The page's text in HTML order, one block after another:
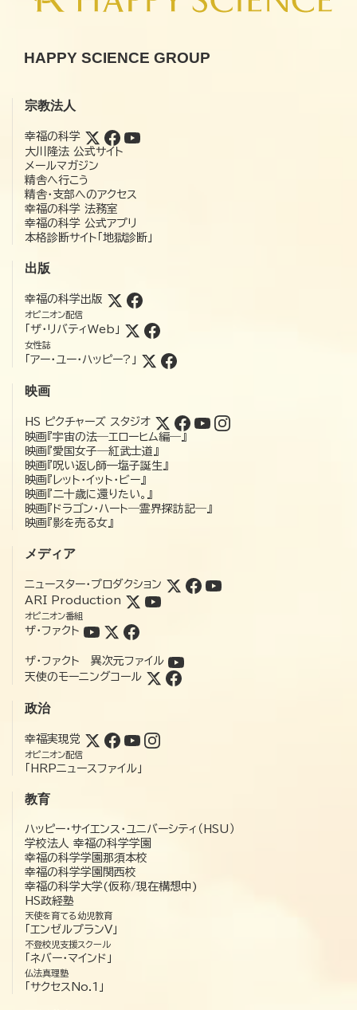
HAPPY SCIENCE GROUP
宗教法人
幸福の科学
大川隆法 公式サイト
メールマガジン
精舎へ行こう
精舎・支部へのアクセス
幸福の科学 法務室
幸福の科学 公式アプリ
本格診断サイト「地獄診断」
出版
幸福の科学出版
オピニオン配信
「ザ・リバティWeb」
女性誌
「アー・ユー・ハッピー?」
映画
HS ピクチャーズ スタジオ
映画『宇宙の法―エローヒム編―』
映画『愛国女子―紅武士道』
映画『呪い返し師—塩子誕生』
映画『レット・イット・ビー』
映画『二十歳に還りたい。』
映画『ドラゴン・ハート―霊界探訪記―』
映画『影を売る女』
メディア
ニュースター・プロダクション
ARI Production
オピニオン番組
ザ・ファクト
ザ・ファクト 異次元ファイル
天使のモーニングコール
政治
幸福実現党
オピニオン配信
「HRPニュースファイル」
教育
ハッピー・サイエンス・ユニバーシティ（HSU）
学校法人 幸福の科学学園
幸福の科学学園那須本校
幸福の科学学園関西校
幸福の科学大学(仮称/現在構想中)
HS政経塾
天使を育てる幼児教育
「エンゼルプランV」
不登校児支援スクール
「ネバー・マインド」
仏法真理塾
「サクセスNo.1」